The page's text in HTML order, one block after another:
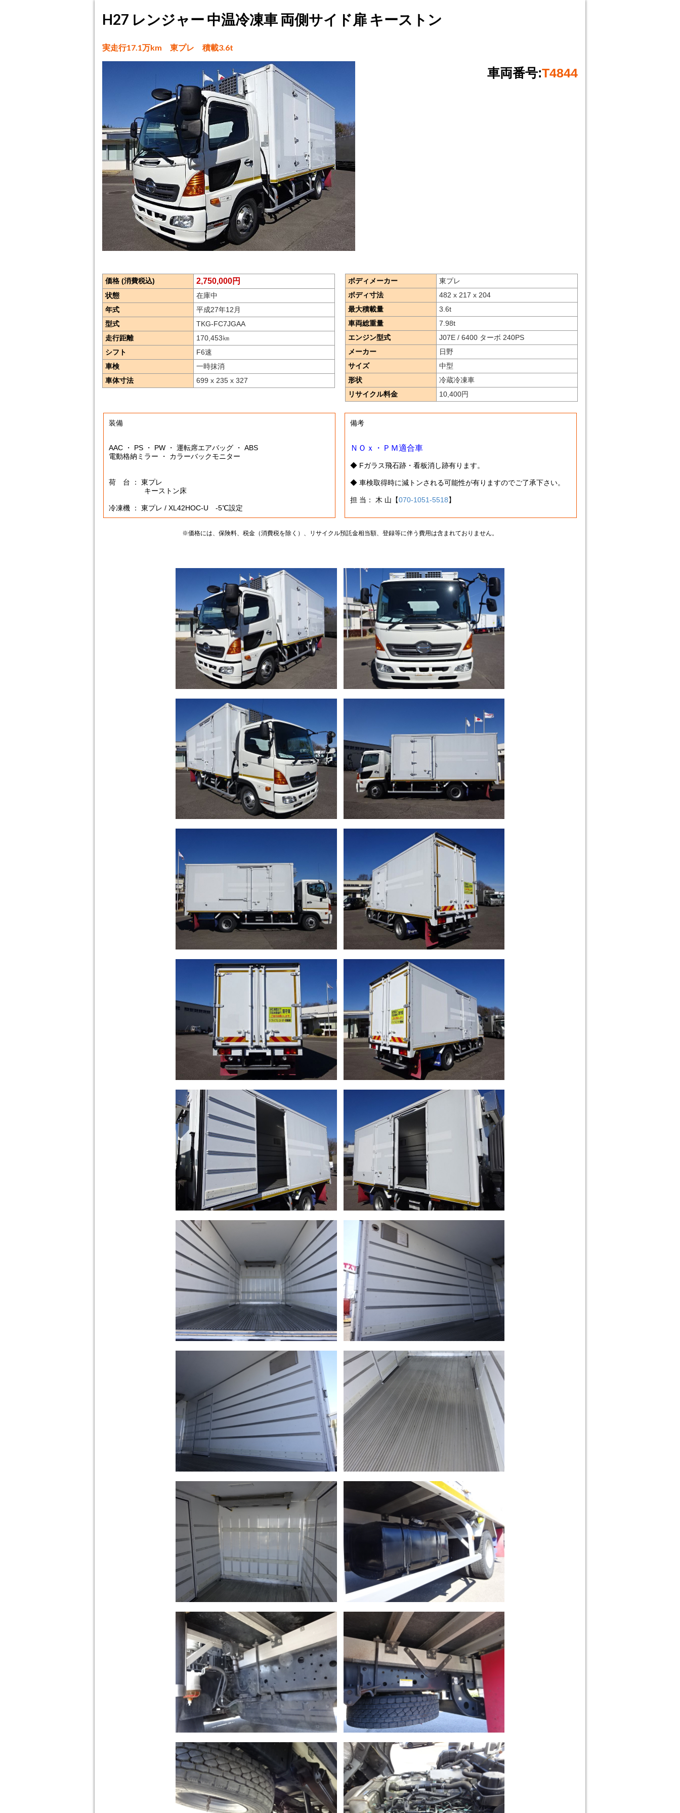
H27 レンジャー 中温冷凍車 両側サイド扉 キーストン
実走行17.1万km 東プレ 積載3.6t
車両番号:T4844
価格 (消費税込) 2,750,000円
状態
在庫中
年式
平成27年12月
型式
TKG-FC7JGAA
走行距離
170,453㎞
シフト
F6速
車検
一時抹消
車体寸法
699 x 235 x 327
ボディメーカー
東プレ
ボディ寸法
482 x 217 x 204
最大積載量
3.6t
車両総重量
7.98t
エンジン型式
J07E / 6400 ターボ 240PS
メーカー
日野
サイズ
中型
形状
冷蔵冷凍車
リサイクル料金
10,400円
装備
AAC ・ PS ・ PW ・ 運転席エアバッグ ・ ABS
電動格納ミラー ・ カラーバックモニター
荷 台 ： 東プレ
キーストン床
冷凍機 ： 東プレ / XL42HOC-U -5℃設定
備考
ＮＯｘ・ＰＭ適合車
◆ Fガラス飛石跡・看板消し跡有ります。
◆ 車検取得時に減トンされる可能性が有りますのでご了承下さい。
担 当： 木 山【070-1051-5518】
※価格には、保険料、税金（消費税を除く）、リサイクル預託金相当額、登録等に伴う費用は含まれておりません。